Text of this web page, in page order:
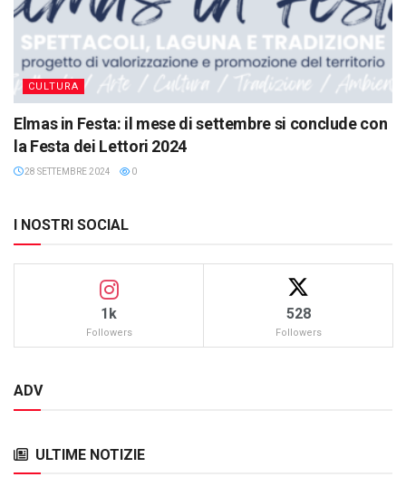
CULTURA
Elmas in Festa: il mese di settembre si conclude con
la Festa dei Lettori 2024
28 SETTEMBRE 2024 0
I NOSTRI SOCIAL
1k
Followers
528
Followers
ADV
ULTIME NOTIZIE